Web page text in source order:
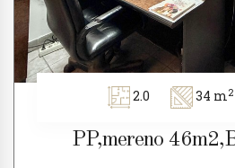
2.0 34 m2
PP,mereno